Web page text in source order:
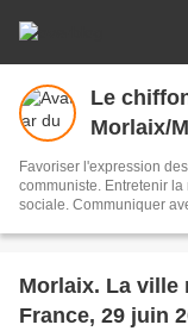
Le
Morlaix/
Favoriser l'expression
communiste. Entretenir la mémoire des débats et des luttes de la gauche
sociale.
Morlaix. La ville
France, 29 juin